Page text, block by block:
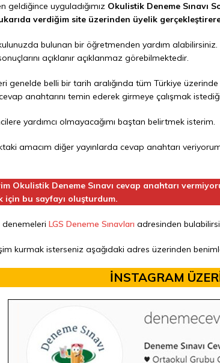
uyguladığımız Okulistik Deneme Sınavı
verdiğim site üzerinden üyelik
bulunan bir öğretmenden yardım
açıklanır açıklanmaz görebilmektedir.
genelde belli bir tarih aralığında tüm Türkiye
anahtarını temin ederek girmeye çalışmak
yardımcı olmayacağımı baştan belirtmek isterim.
amacım diğer yayınlarda cevap anahtarı
Okulistik Deneme Sınavı cevap anahtarı
için bu sayfayı oluşturdum.
LGS Deneme Sınavları adresinden
kurmak isterseniz aşağıdaki adres üzerinden
İNSTAGRAM